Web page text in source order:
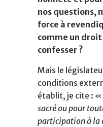
nos questions,
force à
comme un droit
confesser ?
Mais le
conditions
établit, je cite : «
sacré ou pour
participation à la